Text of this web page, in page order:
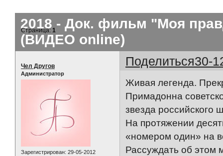
2018 - Док. фильм "Моя
(ВИДЕО online)
Страница:1
Поделиться30-
Чел Другов
Администратор
Зарегистрирован: 29-05-2012
Живая легенда.
Примадонна
звезда российского
На протяжении
«номером один» на
Рассуждать об этом